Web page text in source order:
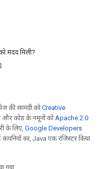
मदद मिली?
सामग्री कोCreative
और कोड के नमूनों कोApache 2.0
के लिए, Google Developers
का, Java एक रजिस्टर किया
गया.